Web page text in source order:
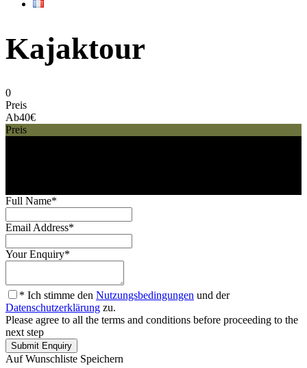
Kajaktour
0
Preis
Ab40€
Preis
Full Name*
Email Address*
Your Enquiry*
* Ich stimme den Nutzungsbedingungen und der
Datenschutzerklärung zu.
Please agree to all the terms and conditions before proceeding to the
next step
Auf Wunschliste Speichern